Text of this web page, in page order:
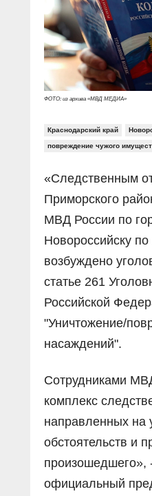
ФОТО: из архива «МВД МЕДИА»
Краснодарский край
повреждение чужого
«Следственным
Приморского
МВД России по
Новороссийску
возбуждено
статье 261
Российской
"Уничтожение/
насаждений".
Сотрудниками
комплекс
направленных на
обстоятельств и
произошедшего»,
официальный